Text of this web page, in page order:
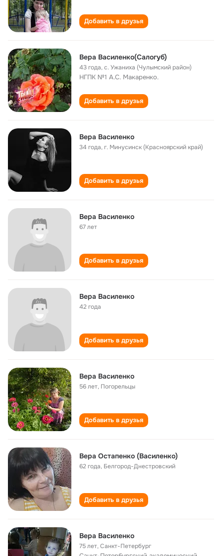
Добавить в друзья
Вера Василенко(Салогуб)
43 года,с. Ужаниха (Чулымский район)
НГПК №1 А.С. Макаренко.
Добавить в друзья
Вера Василенко
34 года,г. Минусинск (Красноярский край)
Добавить в друзья
Вера Василенко
67 лет
Добавить в друзья
Вера Василенко
42 года
Добавить в друзья
Вера Василенко
56 лет, Погорельцы
Добавить в друзья
Вера Остапенко (Василенко)
62 года, Белгород-Днестровский
Добавить в друзья
Вера Василенко
75 лет,Санкт-Петербург